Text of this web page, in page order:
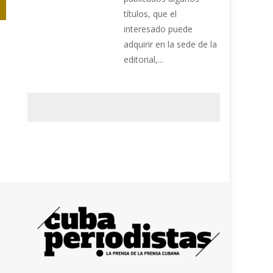
títulos, que el
interesado puede
adquirir en la sede de la
editorial,...